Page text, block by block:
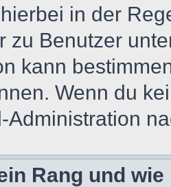
in der
zu Benutzer
kann
Wenn du
Administration
Rang und